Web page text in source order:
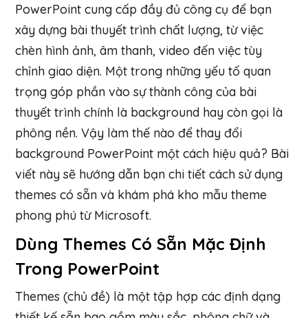
PowerPoint cung cấp đầy đủ công cụ để bạn
xây dựng bài thuyết trình chất lượng, từ việc
chèn hình ảnh, âm thanh, video đến việc tùy
chỉnh giao diện. Một trong những yếu tố quan
trọng góp phần vào sự thành công của bài
thuyết trình chính là background hay còn gọi là
phông nền. Vậy làm thế nào để thay đổi
background PowerPoint một cách hiệu quả? Bài
viết này sẽ hướng dẫn bạn chi tiết cách sử dụng
themes có sẵn và khám phá kho mẫu theme
phong phú từ Microsoft.
Dùng Themes Có Sẵn Mặc Định
Trong PowerPoint
Themes (chủ đề) là một tập hợp các định dạng